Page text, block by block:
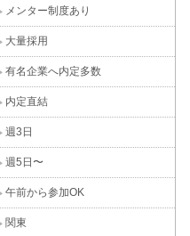
メンター制度あり
大量採用
有名企業へ内定多数
内定直結
週3日
週5日〜
午前から参加OK
関東